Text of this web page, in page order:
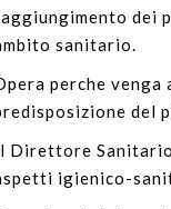
dei
sanitario.
perche
del
Direttore
igienico-